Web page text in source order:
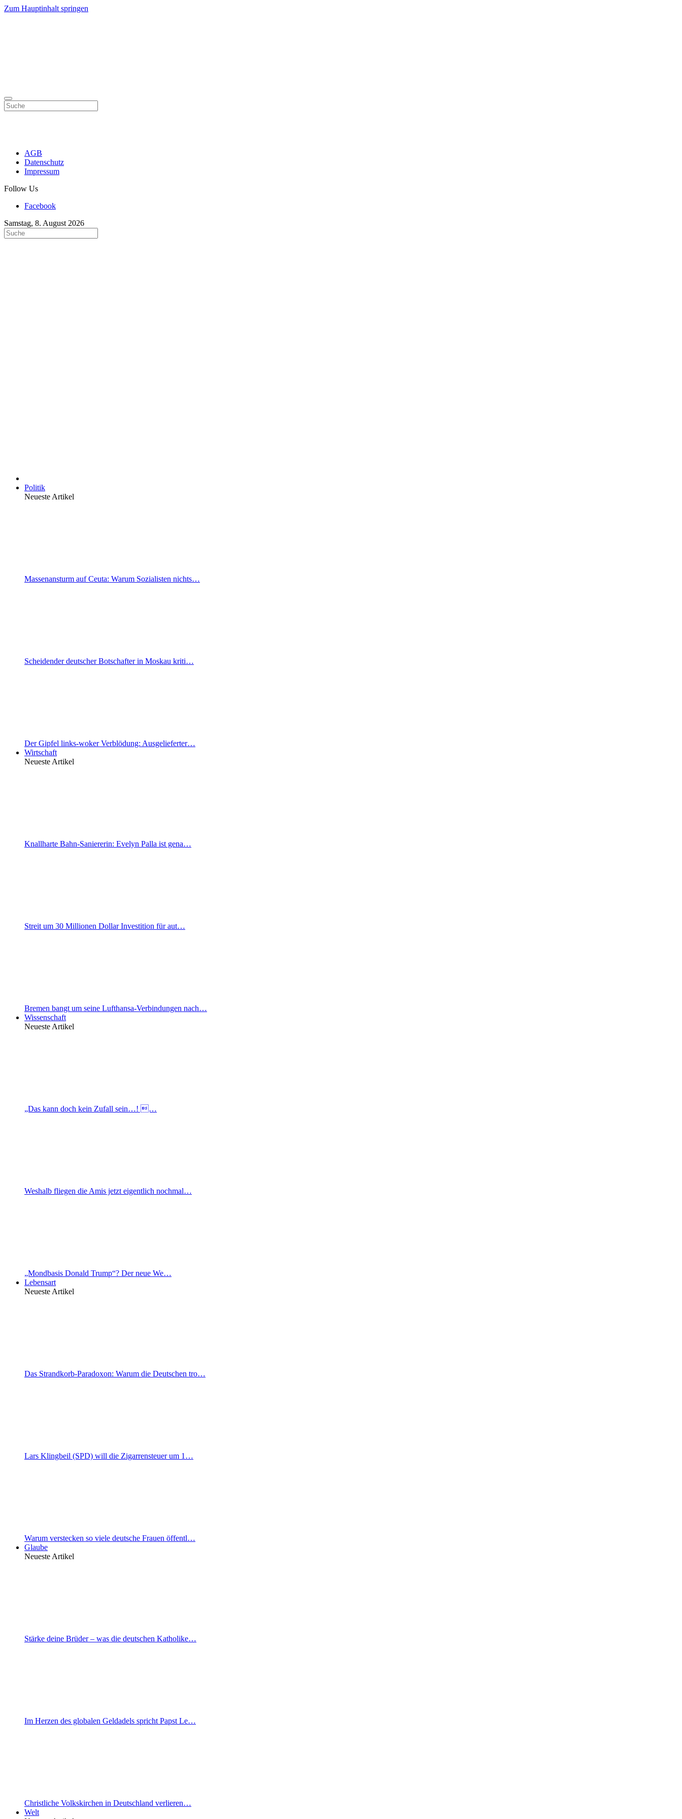
Zum Hauptinhalt springen
AGB
Datenschutz
Impressum
Follow Us
Facebook
Samstag, 8. August 2026
Politik
Neueste Artikel
Massenansturm auf Ceuta: Warum Sozialisten nichts…
Scheidender deutscher Botschafter in Moskau kriti…
Der Gipfel links-woker Verblödung: Ausgelieferter…
Wirtschaft
Neueste Artikel
Knallharte Bahn-Saniererin: Evelyn Palla ist gena…
Streit um 30 Millionen Dollar Investition für aut…
Bremen bangt um seine Lufthansa-Verbindungen nach…
Wissenschaft
Neueste Artikel
„Das kann doch kein Zufall sein…! …
Weshalb fliegen die Amis jetzt eigentlich nochmal…
„Mondbasis Donald Trump“? Der neue We…
Lebensart
Neueste Artikel
Das Strandkorb-Paradoxon: Warum die Deutschen tro…
Lars Klingbeil (SPD) will die Zigarrensteuer um 1…
Warum verstecken so viele deutsche Frauen öffentl…
Glaube
Neueste Artikel
Stärke deine Brüder – was die deutschen Katholike…
Im Herzen des globalen Geldadels spricht Papst Le…
Christliche Volkskirchen in Deutschland verlieren…
Welt